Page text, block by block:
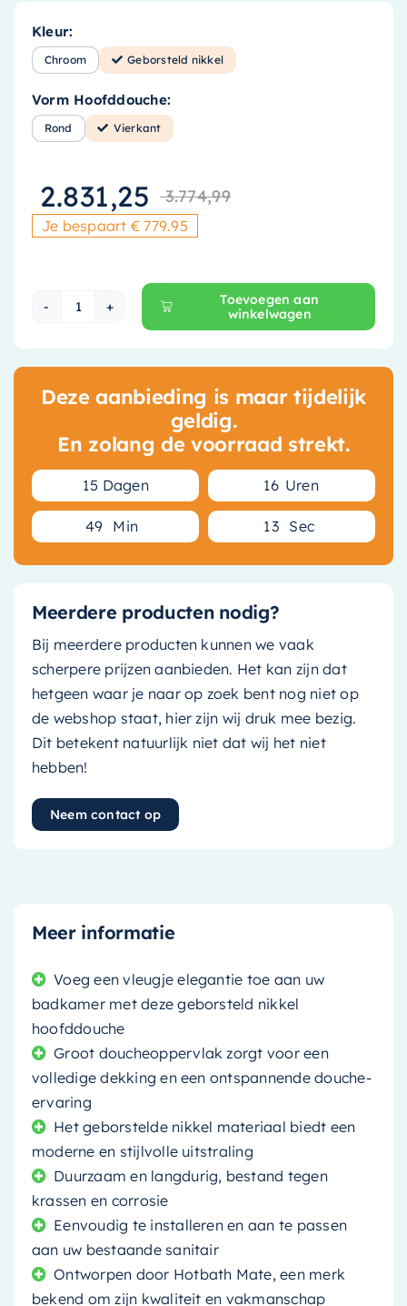
Kleur:
Chroom Geborsteld nikkel
Vorm Hoofddouche:
Rond Vierkant
3.774,99
2.831,25
Je bespaart € 779.95
Hotbath Mate Hoofddouche - 38 cm -
Toevoegen aan
winkelwagen
Deze aanbieding is maar tijdelijk
geldig.
En zolang de voorraad strekt.
15 Dagen 16 Uren
49 Min 12 Sec
Meerdere producten nodig?
Bij meerdere producten kunnen we vaak
scherpere prijzen aanbieden. Het kan zijn dat
hetgeen waar je naar op zoek bent nog niet op
de webshop staat, hier zijn wij druk mee bezig.
Dit betekent natuurlijk niet dat wij het niet
hebben!
Neem contact op
Meer informatie
Voeg een vleugje elegantie toe aan uw
badkamer met deze geborsteld nikkel
hoofddouche
Groot doucheoppervlak zorgt voor een
volledige dekking en een ontspannende douche-
ervaring
Het geborstelde nikkel materiaal biedt een
moderne en stijlvolle uitstraling
Duurzaam en langdurig, bestand tegen
krassen en corrosie
Eenvoudig te installeren en aan te passen
aan uw bestaande sanitair
Ontworpen door Hotbath Mate, een merk
bekend om zijn kwaliteit en vakmanschap